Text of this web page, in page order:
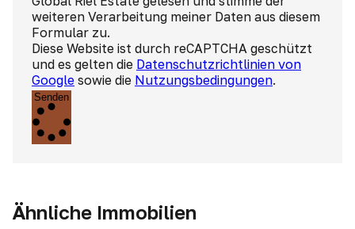
weiteren Verarbeitung meiner Daten aus diesem
Formular zu.
Diese Website ist durch reCAPTCHA geschützt
und es gelten die Datenschutzrichtlinien von
Google sowie die Nutzungsbedingungen.
Senden
Ähnliche Immobilien